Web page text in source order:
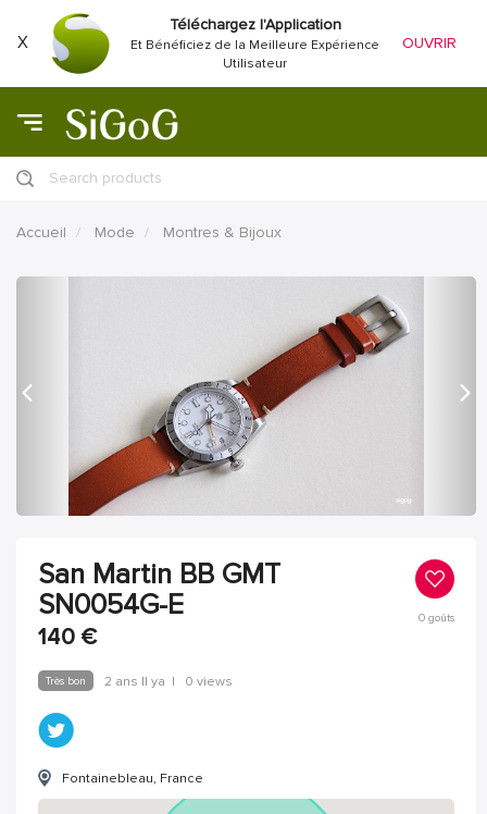
X
Téléchargez l'Application
Et Bénéficiez de la Meilleure Expérience
Utilisateur
OUVRIR
Search products
Accueil Mode Montres & Bijoux
San Martin BB GMT
SN0054G-E
140 €
0goûts
Très bon 2 ans Il ya | 0 views
Fontainebleau, France